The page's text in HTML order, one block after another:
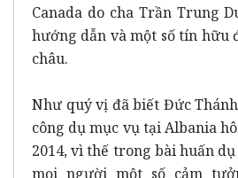
Canada do cha Trần Trung
hướng dẫn và một số tín hữu
châu.
Như quý vị đã biết Đức
công dụ mục vụ tại Albania
2014, vì thế trong bài huấn
mọi người một số cảm